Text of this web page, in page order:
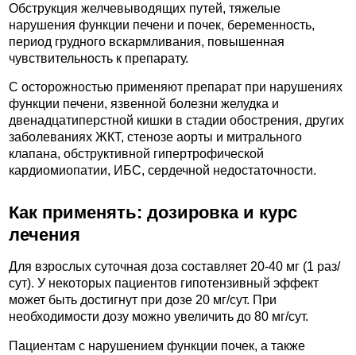
Обструкция желчевыводящих путей, тяжелые
нарушения функции печени и почек, беременность,
период грудного вскармливания, повышенная
чувствительность к препарату.
C осторожностью применяют препарат при нарушениях
функции печени, язвенной болезни желудка и
двенадцатиперстной кишки в стадии обострения, других
заболеваниях ЖКТ, стенозе аорты и митрального
клапана, обструктивной гипертрофической
кардиомиопатии, ИБС, сердечной недостаточности.
Как применять: дозировка и курс
лечения
Для взрослых суточная доза составляет 20-40 мг (1 раз/
сут). У некоторых пациентов гипотензивный эффект
может быть достигнут при дозе 20 мг/сут. При
необходимости дозу можно увеличить до 80 мг/сут.
Пациентам с нарушением функции почек, а также